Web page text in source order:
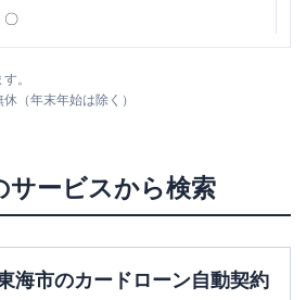
〇
ル1Ｆ
。
（年末年始は除く）
サービスから検索
海市のカードローン自動契約